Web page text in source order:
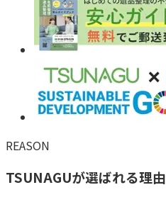
REASON
TSUNAGUが選ばれる理由